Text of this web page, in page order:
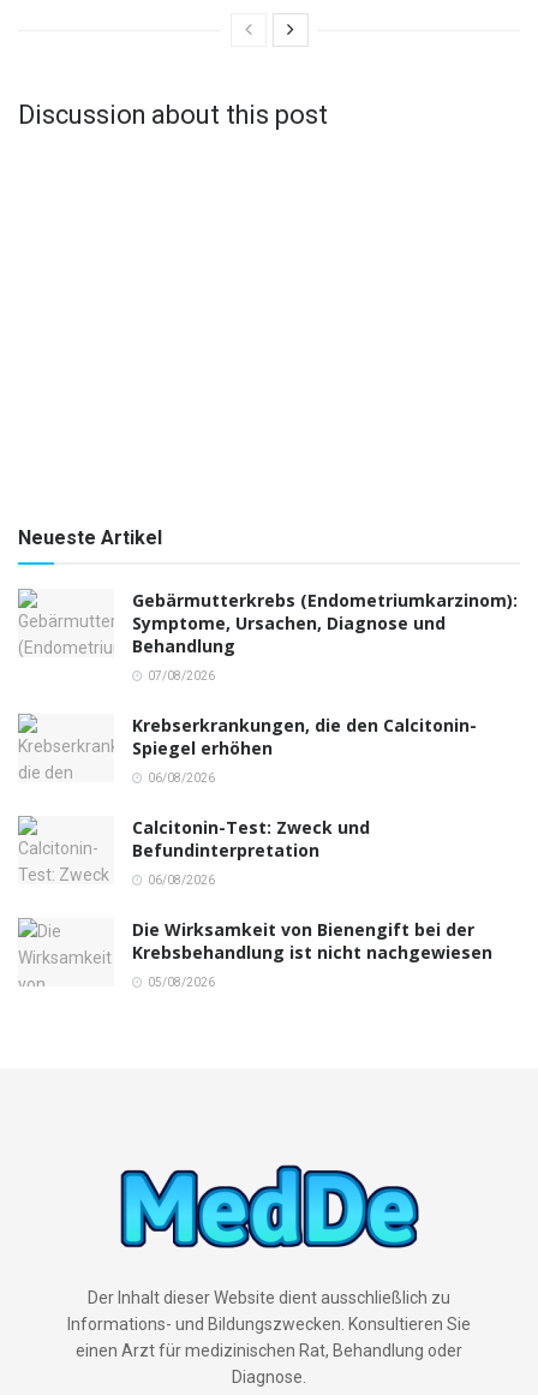
Discussion about this post
Neueste Artikel
Gebärmutterkrebs (Endometriumkarzinom):
Symptome, Ursachen, Diagnose und
Behandlung
07/08/2026
Krebserkrankungen, die den Calcitonin-
Spiegel erhöhen
06/08/2026
Calcitonin-Test: Zweck und
Befundinterpretation
06/08/2026
Die Wirksamkeit von Bienengift bei der
Krebsbehandlung ist nicht nachgewiesen
05/08/2026
Der Inhalt dieser Website dient ausschließlich zu
Informations- und Bildungszwecken. Konsultieren Sie
einen Arzt für medizinischen Rat, Behandlung oder
Diagnose.